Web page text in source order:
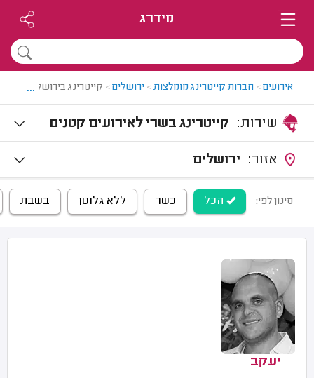
מידרג
אירועים> חברות קייטרינג מומלצות> ירושלים> קייטרינג בירושלים
...
קייטרינג בשרי לאירועים קטנים
ירושלים
סינון לפי: הכל כשר ללא גלוטן בשבת
יעקב